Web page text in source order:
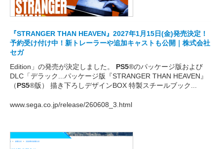
『STRANGER THAN HEAVEN』2027年1月15日(金)発売決定！
予約受け付け中！新トレーラーや追加キャストも公開｜株式会社
セガ
Edition」の発売が決定しました。 PS5®のパッケージ版および
DLC「デラック...パッケージ版『STRANGER THAN HEAVEN』
（PS5®版） 描き下ろしデザインBOX 特製スチールブック...
www.sega.co.jp/release/260608_3.html